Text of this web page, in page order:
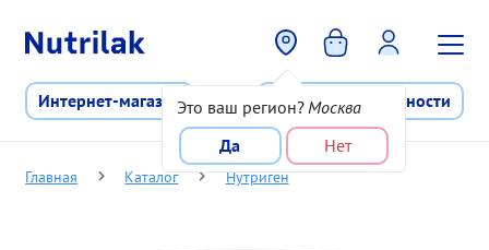
Это ваш регион? Москва
Да
Нет
Интернет-магазин Программа лояльности
Главная Каталог Нутриген